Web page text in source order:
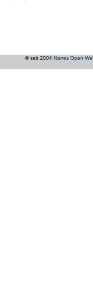
© seit 2004 Narres Open